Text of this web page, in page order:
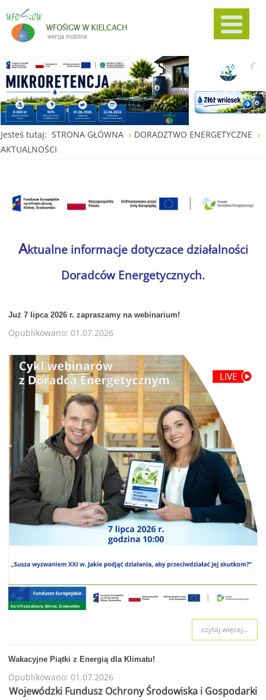
Jesteś tutaj: STRONA GŁÓWNA
DORADZTWO ENERGETYCZNE
AKTUALNOŚCI
Aktualne informacje dotyczace działalności
Doradców Energetycznych.
Już 7 lipca 2026 r. zapraszamy na webinarium!
Opublikowano: 01.07.2026
czytaj więcej...
Wakacyjne Piątki z Energią dla Klimatu!
Opublikowano: 01.07.2026
Wojewódzki Fundusz Ochrony Środowiska i Gospodarki